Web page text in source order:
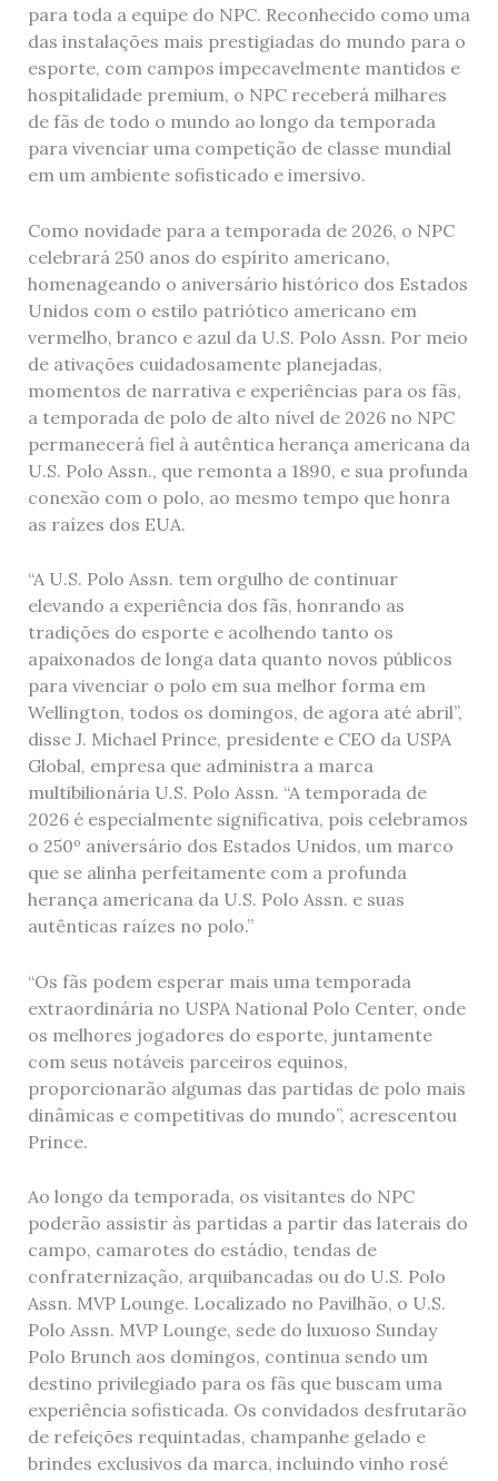
para toda a equipe do NPC. Reconhecido como uma
das instalações mais prestigiadas do mundo para o
esporte, com campos impecavelmente mantidos e
hospitalidade premium, o NPC receberá milhares
de fãs de todo o mundo ao longo da temporada
para vivenciar uma competição de classe mundial
em um ambiente sofisticado e imersivo.
Como novidade para a temporada de 2026, o NPC
celebrará 250 anos do espírito americano,
homenageando o aniversário histórico dos Estados
Unidos com o estilo patriótico americano em
vermelho, branco e azul da U.S. Polo Assn. Por meio
de ativações cuidadosamente planejadas,
momentos de narrativa e experiências para os fãs,
a temporada de polo de alto nível de 2026 no NPC
permanecerá fiel à autêntica herança americana da
U.S. Polo Assn., que remonta a 1890, e sua profunda
conexão com o polo, ao mesmo tempo que honra
as raízes dos EUA.
“A U.S. Polo Assn. tem orgulho de continuar
elevando a experiência dos fãs, honrando as
tradições do esporte e acolhendo tanto os
apaixonados de longa data quanto novos públicos
para vivenciar o polo em sua melhor forma em
Wellington, todos os domingos, de agora até abril”,
disse J. Michael Prince, presidente e CEO da USPA
Global, empresa que administra a marca
multibilionária U.S. Polo Assn. “A temporada de
2026 é especialmente significativa, pois celebramos
o 250º aniversário dos Estados Unidos, um marco
que se alinha perfeitamente com a profunda
herança americana da U.S. Polo Assn. e suas
autênticas raízes no polo.”
“Os fãs podem esperar mais uma temporada
extraordinária no USPA National Polo Center, onde
os melhores jogadores do esporte, juntamente
com seus notáveis ​​parceiros equinos,
proporcionarão algumas das partidas de polo mais
dinâmicas e competitivas do mundo”, acrescentou
Prince.
Ao longo da temporada, os visitantes do NPC
poderão assistir às partidas a partir das laterais do
campo, camarotes do estádio, tendas de
confraternização, arquibancadas ou do U.S. Polo
Assn. MVP Lounge. Localizado no Pavilhão, o U.S.
Polo Assn. MVP Lounge, sede do luxuoso Sunday
Polo Brunch aos domingos, continua sendo um
destino privilegiado para os fãs que buscam uma
experiência sofisticada. Os convidados desfrutarão
de refeições requintadas, champanhe gelado e
brindes exclusivos da marca, incluindo vinho rosé